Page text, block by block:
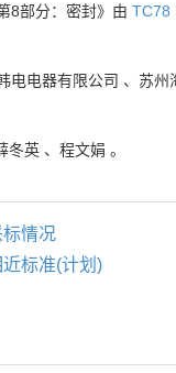
8部分：密封》由 TC78
电电器有限公司 、 苏州
冬英 、 程文娟 。
标情况
近标准(计划)